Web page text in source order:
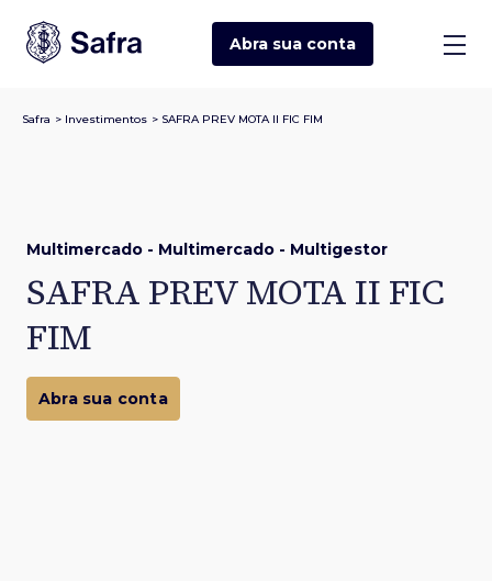
Abra sua conta
Safra > Investimentos > SAFRA PREV MOTA II FIC FIM
Multimercado - Multimercado - Multigestor
SAFRA PREV MOTA II FIC
FIM
Abra sua conta